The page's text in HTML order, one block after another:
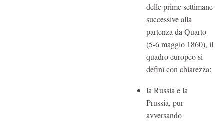
delle prime settimane
successive alla
partenza da Quarto
(5-6 maggio 1860), il
quadro europeo si
definì con chiarezza:
la Russia e la
Prussia, pur
avversando